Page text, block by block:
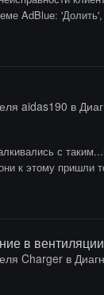
AdBlue:
aidas190 в
с
к этому
в
Chargerв